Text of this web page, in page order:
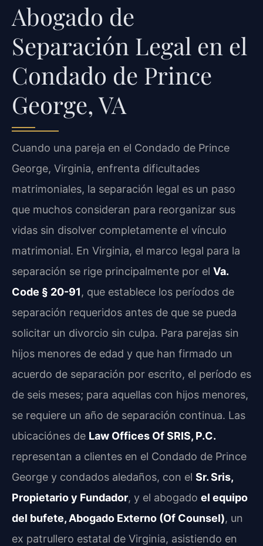
Abogado de
Separación Legal en el
Condado de Prince
George, VA
Cuando una pareja en el Condado de Prince
George, Virginia, enfrenta dificultades
matrimoniales, la separación legal es un paso
que muchos consideran para reorganizar sus
vidas sin disolver completamente el vínculo
matrimonial. En Virginia, el marco legal para la
separación se rige principalmente por el Va.
Code § 20-91, que establece los períodos de
separación requeridos antes de que se pueda
solicitar un divorcio sin culpa. Para parejas sin
hijos menores de edad y que han firmado un
acuerdo de separación por escrito, el período es
de seis meses; para aquellas con hijos menores,
se requiere un año de separación continua. Las
ubicaciónes de Law Offices Of SRIS, P.C.
representan a clientes en el Condado de Prince
George y condados aledaños, con el Sr. Sris,
Propietario y Fundador, y el abogado el equipo
del bufete, Abogado Externo (Of Counsel), un
ex patrullero estatal de Virginia, asistiendo en